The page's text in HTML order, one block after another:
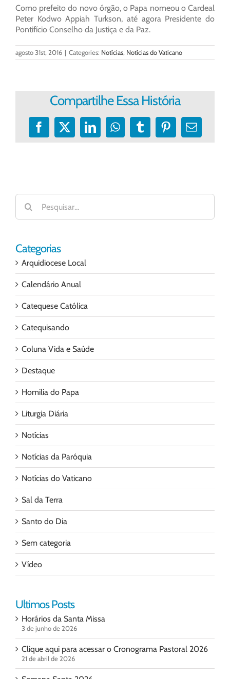
Como prefeito do novo órgão, o Papa nomeou o Cardeal
Peter Kodwo Appiah Turkson, até agora Presidente do
Pontifício Conselho da Justiça e da Paz.
agosto 31st, 2016 | Categories: Notícias, Notícias do Vaticano
Compartilhe Essa História
Facebook
X LinkedInWhatsApp
TumblrPinterest
E-
Buscar
resultados
para:
Categorias
Arquidiocese Local
Calendário Anual
Catequese Católica
Catequisando
Coluna Vida e Saúde
Destaque
Homilia do Papa
Liturgia Diária
Notícias
Notícias da Paróquia
Notícias do Vaticano
Sal da Terra
Santo do Dia
Sem categoria
Vídeo
Ultimos Posts
Horários da Santa Missa
3 de junho de 2026
Clique aqui para acessar o Cronograma Pastoral 2026
21 de abril de 2026